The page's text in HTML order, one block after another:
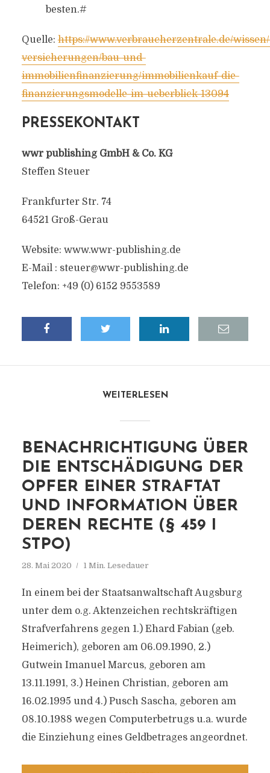
besten.#
Quelle:https://www.verbraucherzentrale.de/
versicherungen/bau-und-
immobilienfinanzierung/immobilienkauf-die-
finanzierungsmodelle-im-ueberblick-13094
PRESSEKONTAKT
wwr publishing GmbH & Co. KG
Steffen Steuer
Frankfurter Str. 74
64521 Groß-Gerau
Website: www.wwr-publishing.de
E-Mail : steuer@wwr-publishing.de
Telefon: +49 (0) 6152 9553589
WEITERLESEN
BENACHRICHTIGUNG ÜBER
DIE ENTSCHÄDIGUNG DER
OPFER EINER STRAFTAT
UND INFORMATION ÜBER
DEREN RECHTE (§ 459 I
STPO)
28. Mai 2020 1 Min. Lesedauer
In einem bei der Staatsanwaltschaft Augsburg
unter dem o.g. Aktenzeichen rechtskräftigen
Strafverfahrens gegen 1.) Ehard Fabian (geb.
Heimerich), geboren am 06.09.1990, 2.)
Gutwein Imanuel Marcus, geboren am
13.11.1991, 3.) Heinen Christian, geboren am
16.02.1995 und 4.) Pusch Sascha, geboren am
08.10.1988 wegen Computerbetrugs u.a. wurde
die Einziehung eines Geldbetrages angeordnet.